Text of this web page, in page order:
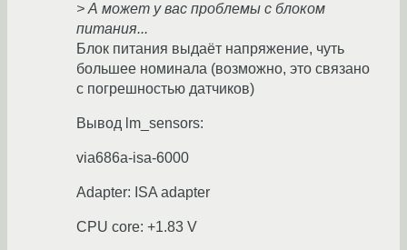
> А может у вас проблемы с блоком
питания...
Блок питания выдаёт напряжение, чуть
большее номинала (возможно, это связано
с погрешностью датчиков)
Вывод lm_sensors:
via686a-isa-6000
Adapter: ISA adapter
CPU core: +1.83 V